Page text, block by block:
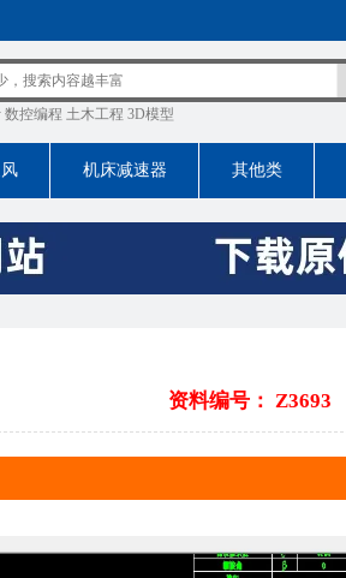
数控编程 土木工程 3D模型
机床减速器 其他类
资料编号： Z3693